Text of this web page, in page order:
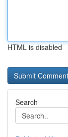
HTML is disabled
Search